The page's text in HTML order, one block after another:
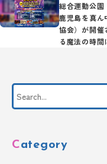
総合運動公園
鹿児島を真ん
協会）が開催
る魔法の時
Category